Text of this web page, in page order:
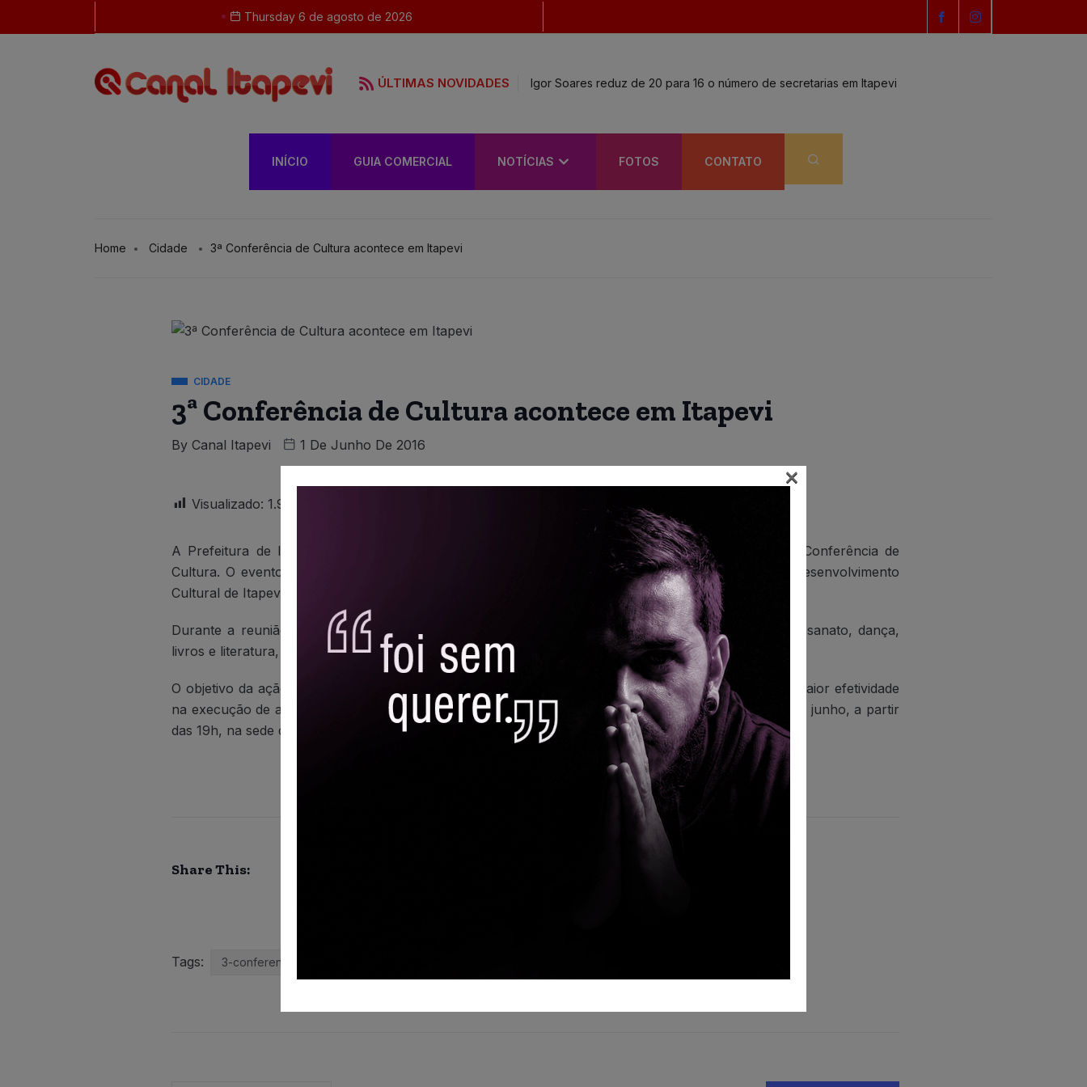
Thursday 6 de agosto de 2026
ÚLTIMAS NOVIDADES Igor Soares reduz de 20 para 16 o número de secretarias em Itapevi
INÍCIO GUIA COMERCIAL NOTÍCIAS FOTOS CONTATO
Home Cidade 3ª Conferência de Cultura acontece em Itapevi
CIDADE
3ª Conferência de Cultura acontece em Itapevi
By Canal Itapevi 1 De Junho De 2016
Visualizado: 1.985
A Prefeitura de Itapevi, por meio da Secretaria de Cultura, Juventude e Turismo, realizará a 3ª Conferência de
Cultura. O evento busca envolver a população que tenha interesse no tema, que neste ano é “O Desenvolvimento
Cultural de Itapevi”.
Durante a reunião, serão abordadas medidas de interesse nos eixos temáticos de artes visuais, artesanato, dança,
livros e literatura, museus e espaços de memória, música, teatro, circo e afins.
O objetivo da ação é fortalecer a relação entre a Administração Municipal e a sociedade para uma maior efetividade
na execução de atividades do gênero. O encontro, que é aberto aos munícipes, acontece no dia 25 de junho, a partir
das 19h, na sede da Secretaria, localizada na avenida Luis Manfrinato, 194 – Centro.
Share This:
Tags: 3-conferencia-decultura-acontece-em-itapevi
×